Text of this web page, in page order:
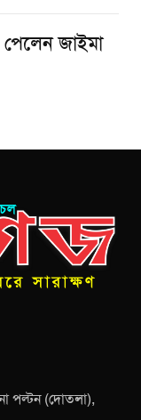
পেলেন জাইমা
পল্টন (দোতলা),